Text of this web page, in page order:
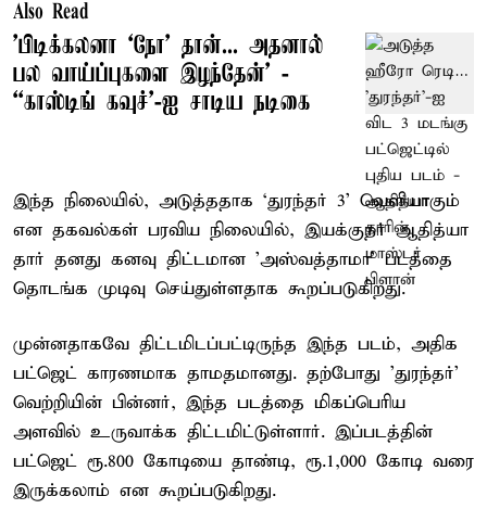
Also Read
’பிடிக்கலனா ‘நோ’ தான்... அதனால்
பல வாய்ப்புகளை இழந்தேன்’ -
“காஸ்டிங் கவுச்’-ஐ சாடிய நடிகை
இந்த நிலையில், அடுத்ததாக ‘துரந்தர் 3’ வெளியாகும்
என தகவல்கள் பரவிய நிலையில், இயக்குநர் ஆதித்யா
தார் தனது கனவு திட்டமான ’அஸ்வத்தாமா’ படத்தை
தொடங்க முடிவு செய்துள்ளதாக கூறப்படுகிறது.
முன்னதாகவே திட்டமிடப்பட்டிருந்த இந்த படம், அதிக
பட்ஜெட் காரணமாக தாமதமானது. தற்போது ’துரந்தர்’
வெற்றியின் பின்னர், இந்த படத்தை மிகப்பெரிய
அளவில் உருவாக்க திட்டமிட்டுள்ளார். இப்படத்தின்
பட்ஜெட் ரூ.800 கோடியை தாண்டி, ரூ.1,000 கோடி வரை
இருக்கலாம் என கூறப்படுகிறது.